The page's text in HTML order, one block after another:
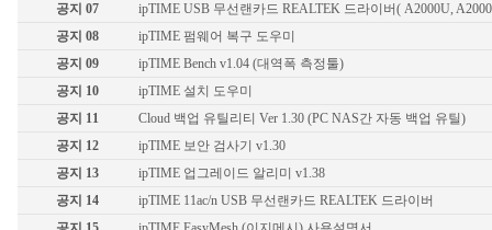
공지 07
ipTIME USB 무선랜카드 REALTEK 드라이버( A2000U,
공지 08
ipTIME 펌웨어 복구 도우미
공지 09
ipTIME Bench v1.04 (대역폭 측정툴)
공지 10
ipTIME 설치 도우미
공지 11
Cloud 백업 유틸리티 Ver 1.30 (PC NAS간 자동 백업 유틸)
공지 12
ipTIME 보안 검사기 v1.30
공지 13
ipTIME 업그레이드 알리미 v1.38
공지 14
ipTIME 11ac/n USB 무선랜카드 REALTEK 드라이버